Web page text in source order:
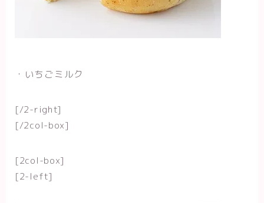
・いちごミルク
[/2-right]
[/2col-box]
[2col-box]
[2-left]